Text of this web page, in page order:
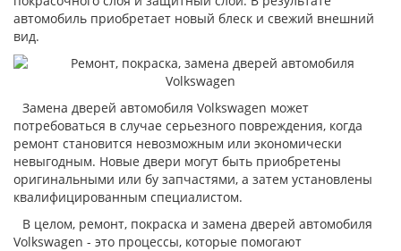
автомобиль приобретает новый блеск и свежий внешний
вид.
Замена дверей автомобиля Volkswagen может
потребоваться в случае серьезного повреждения, когда
ремонт становится невозможным или экономически
невыгодным. Новые двери могут быть приобретены
оригинальными или бу запчастями, а затем установлены
квалифицированным специалистом.
В целом, ремонт, покраска и замена дверей автомобиля
Volkswagen - это процессы, которые помогают